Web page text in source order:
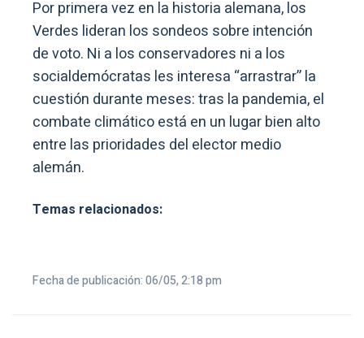
Por primera vez en la historia alemana, los
Verdes lideran los sondeos sobre intención
de voto. Ni a los conservadores ni a los
socialdemócratas les interesa “arrastrar” la
cuestión durante meses: tras la pandemia, el
combate climático está en un lugar bien alto
entre las prioridades del elector medio
alemán.
Temas relacionados:
Fecha de publicación: 06/05, 2:18 pm